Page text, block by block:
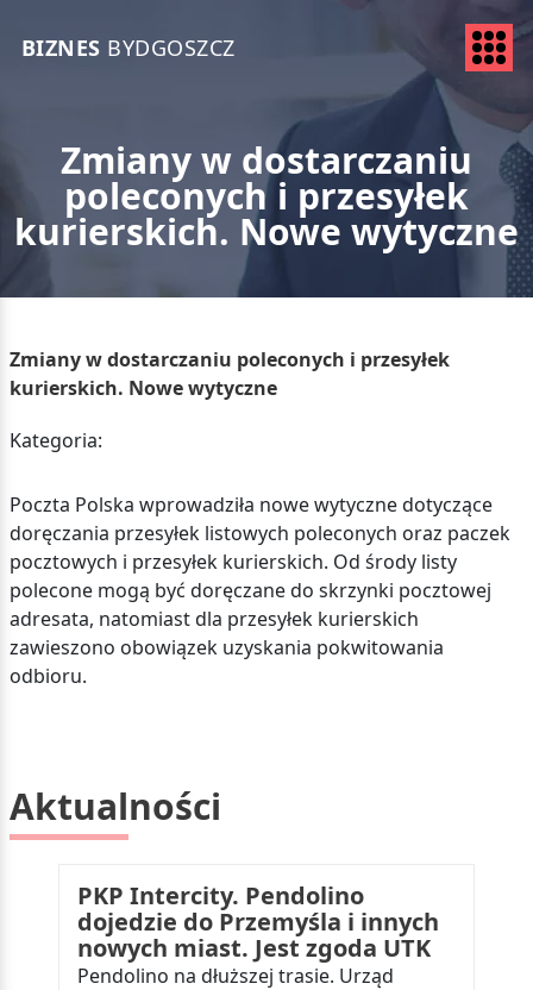
BIZNES BYDGOSZCZ
Zmiany w dostarczaniu
poleconych i przesyłek
kurierskich. Nowe wytyczne
Zmiany w dostarczaniu poleconych i przesyłek
kurierskich. Nowe wytyczne
Kategoria:
Poczta Polska wprowadziła nowe wytyczne dotyczące
doręczania przesyłek listowych poleconych oraz paczek
pocztowych i przesyłek kurierskich. Od środy listy
polecone mogą być doręczane do skrzynki pocztowej
adresata, natomiast dla przesyłek kurierskich
zawieszono obowiązek uzyskania pokwitowania
odbioru.
Aktualności
PKP Intercity. Pendolino
dojedzie do Przemyśla i innych
nowych miast. Jest zgoda UTK
Pendolino na dłuższej trasie. Urząd